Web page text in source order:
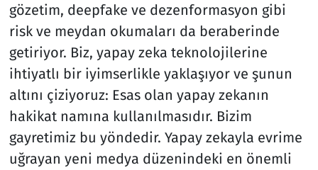
gözetim, deepfake ve dezenformasyon gibi
risk ve meydan okumaları da beraberinde
getiriyor. Biz, yapay zeka teknolojilerine
ihtiyatlı bir iyimserlikle yaklaşıyor ve şunun
altını çiziyoruz: Esas olan yapay zekanın
hakikat namına kullanılmasıdır. Bizim
gayretimiz bu yöndedir. Yapay zekayla evrime
uğrayan yeni medya düzenindeki en önemli